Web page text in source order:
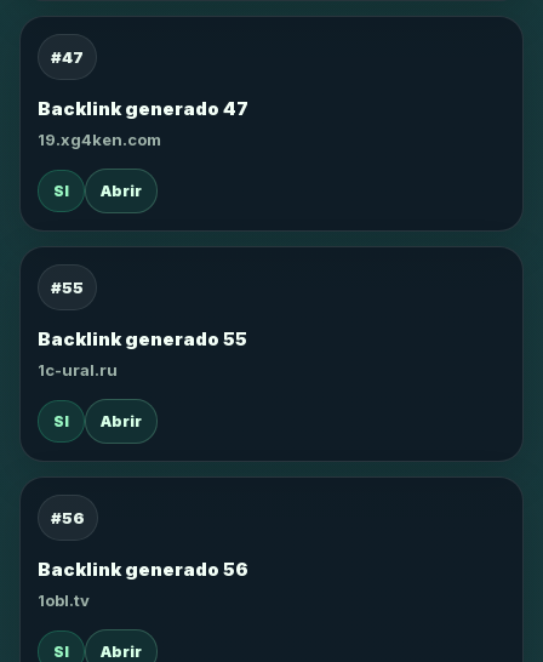
#47
Backlink generado 47
19.xg4ken.com
SI Abrir
#55
Backlink generado 55
1c-ural.ru
SI Abrir
#56
Backlink generado 56
1obl.tv
SI Abrir